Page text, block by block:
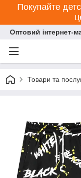
Покупайте
Оптовий інтернет-
Товари та